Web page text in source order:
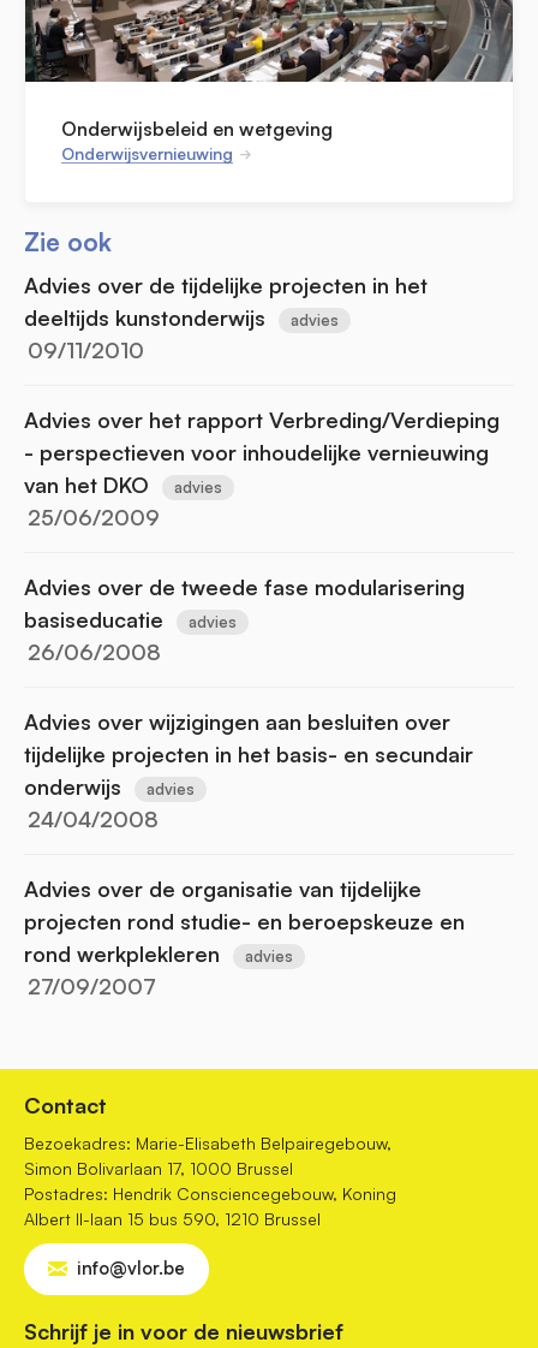
Onderwijsbeleid en wetgeving
Onderwijsvernieuwing
Zie ook
Advies over de tijdelijke projecten in het
deeltijds kunstonderwijs
advies
09/11/2010
Advies over het rapport Verbreding/Verdieping
- perspectieven voor inhoudelijke vernieuwing
van het DKO
advies
25/06/2009
Advies over de tweede fase modularisering
basiseducatie
advies
26/06/2008
Advies over wijzigingen aan besluiten over
tijdelijke projecten in het basis- en secundair
onderwijs
advies
24/04/2008
Advies over de organisatie van tijdelijke
projecten rond studie- en beroepskeuze en
rond werkplekleren
advies
27/09/2007
Contact
Bezoekadres: Marie-Elisabeth Belpairegebouw,
Simon Bolivarlaan 17, 1000 Brussel
Postadres: Hendrik Consciencegebouw, Koning
Albert II-laan 15 bus 590, 1210 Brussel
info@vlor.be
Schrijf je in voor de nieuwsbrief